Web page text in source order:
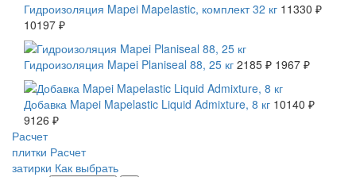
Гидроизоляция Mapei Mapelastic, комплект 32 кг 11330 ₽
10197 ₽
Гидроизоляция Mapei Planiseal 88, 25 кг 2185 ₽ 1967 ₽
Добавка Mapei Mapelastic Liquid Admixture, 8 кг 10140 ₽
9126 ₽
Расчет
плитки Расчет
затирки Как выбрать